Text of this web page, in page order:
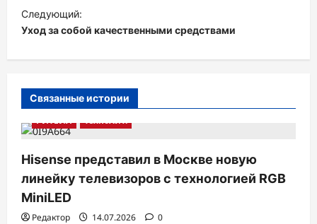
и
г
а
я
о
з
а
Следующий:
Уход за собой качественными средствами
Связанные истории
РИТЕЙЛ
ТехноХит.
Hisense представил в Москве новую
линейку телевизоров с технологией RGB
MiniLED
Редактор 14.07.2026
0